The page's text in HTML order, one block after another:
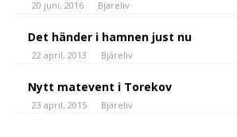
20 juni, 2016 Bjäreliv
Det händer i hamnen just nu
22 april, 2013 Bjäreliv
Nytt matevent i Torekov
23 april, 2015 Bjäreliv